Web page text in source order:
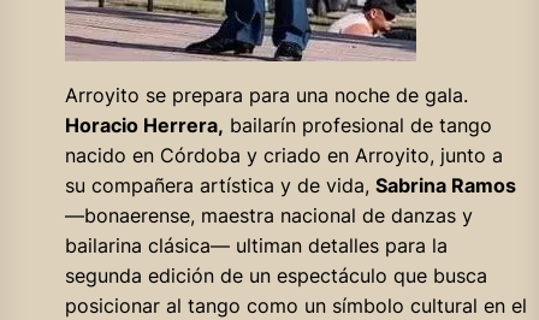
Arroyito se prepara para una noche de gala.
Horacio Herrera, bailarín profesional de tango
nacido en Córdoba y criado en Arroyito, junto a
su compañera artística y de vida, Sabrina Ramos
—bonaerense, maestra nacional de danzas y
bailarina clásica— ultiman detalles para la
segunda edición de un espectáculo que busca
posicionar al tango como un símbolo cultural en el